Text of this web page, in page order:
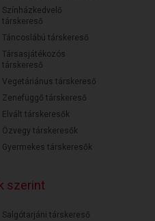
Színházkedvelő
társkereső
Táncoslábú társkereső
Társasjátékozós
társkereső
Vegetáriánus társkereső
Zenefüggő társkereső
Elvált társkeresők
Özvegy társkeresők
Gyermekes társkeresők
szerint
Salgótarjáni társkereső